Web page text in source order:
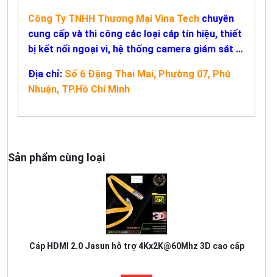
Công Ty TNHH Thương Mại Vina Tech chuyên
cung cấp và thi công các loại cáp tín hiệu, thiết
bị kết nối ngoại vi, hệ thống camera giám sát …
Địa chỉ: Số 6 Đặng Thai Mai, Phường 07, Phú
Nhuận, TP.Hồ Chí Minh
Sản phẩm cùng loại
Cáp HDMI 2.0 Jasun hỗ trợ 4Kx2K@60Mhz 3D cao cấp